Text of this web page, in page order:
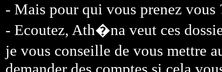
- Mais pour qui vous prenez
- Ecoutez, Ath�na veut ces
je vous conseille de vous mettre